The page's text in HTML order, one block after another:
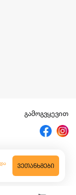
ᲕᲔᲗᲐᲜᲮᲛᲔᲑᲘ
გამოგვყევით